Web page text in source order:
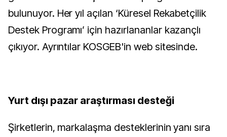
bulunuyor. Her yıl açılan ‘Küresel Rekabetçilik
Destek Programı’ için hazırlananlar kazançlı
çıkıyor. Ayrıntılar KOSGEB'in web sitesinde.
Yurt dışı pazar araştırması desteği
Şirketlerin, markalaşma desteklerinin yanı sıra